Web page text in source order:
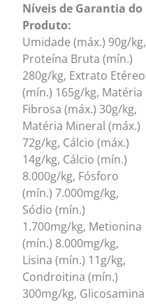
Níveis de Garantia do
Produto:
Umidade (máx.) 90g/kg,
Proteína Bruta (mín.)
280g/kg, Extrato Etéreo
(mín.) 165g/kg, Matéria
Fibrosa (máx.) 30g/kg,
Matéria Mineral (máx.)
72g/kg, Cálcio (máx.)
14g/kg, Cálcio (mín.)
8.000g/kg, Fósforo
(mín.) 7.000mg/kg,
Sódio (mín.)
1.700mg/kg, Metionina
(mín.) 8.000mg/kg,
Lisina (mín.) 11g/kg,
Condroitina (mín.)
300mg/kg, Glicosamina